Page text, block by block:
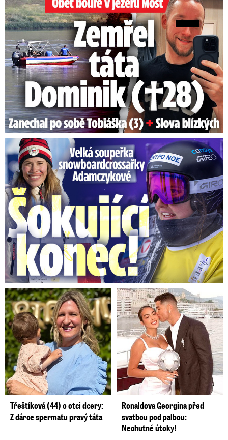
Velká soupeřka Adamczykové: Šokující konec!
Třeštíková (44) o otci dcery:
Z dárce spermatu pravý táta
Ronaldova Georgina před
svatbou pod palbou:
Nechutné útoky!